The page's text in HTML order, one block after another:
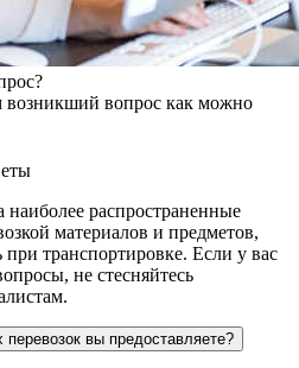
вопрос как можно
распространенные
материалов и предметов,
транспортировке. Если у вас
не стесняйтесь
вы предоставляете?